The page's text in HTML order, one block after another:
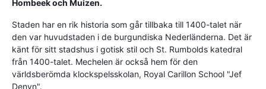
Hombeek och Muizen.
Staden har en rik historia som går tillbaka till 1400-talet när
den var huvudstaden i de burgundiska Nederländerna. Det är
känt för sitt stadshus i gotisk stil och St. Rumbolds katedral
från 1400-talet. Mechelen är också hem för den
världsberömda klockspelsskolan, Royal Carillon School "Jef
Denyn".